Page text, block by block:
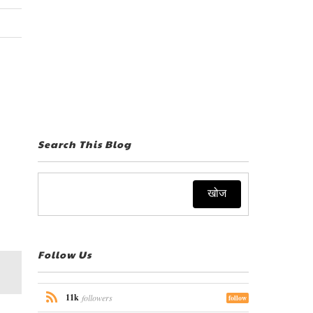
Search This Blog
Follow Us
11k followers follow